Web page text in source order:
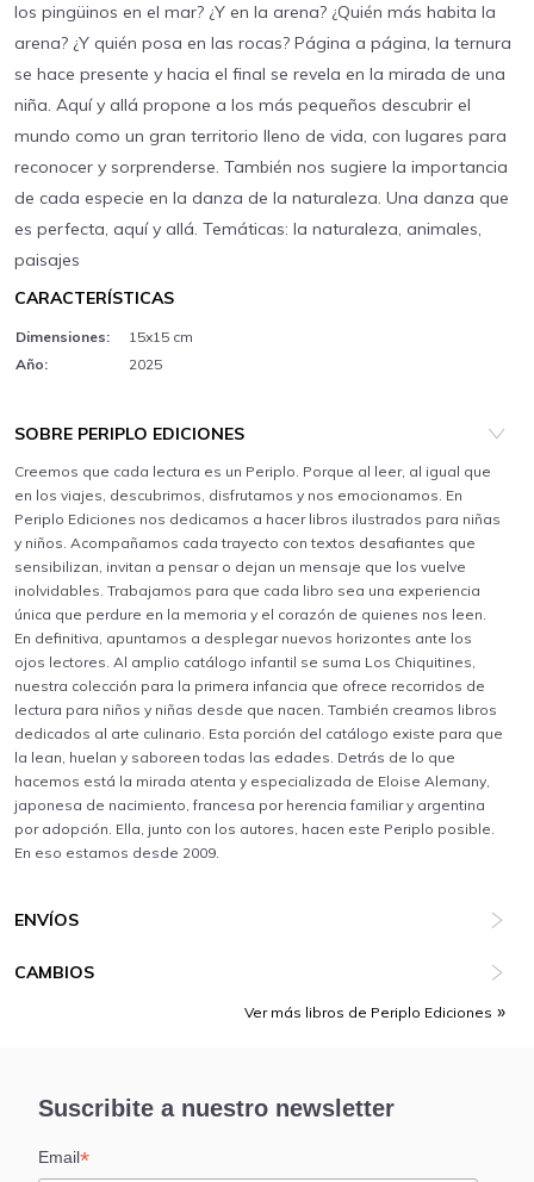
los pingüinos en el mar? ¿Y en la arena? ¿Quién más habita la
arena? ¿Y quién posa en las rocas? Página a página, la ternura
se hace presente y hacia el final se revela en la mirada de una
niña. Aquí y allá propone a los más pequeños descubrir el
mundo como un gran territorio lleno de vida, con lugares para
reconocer y sorprenderse. También nos sugiere la importancia
de cada especie en la danza de la naturaleza. Una danza que
es perfecta, aquí y allá. Temáticas: la naturaleza, animales,
paisajes
CARACTERÍSTICAS
Dimensiones:
15x15 cm
Año:
2025
SOBRE PERIPLO EDICIONES
Creemos que cada lectura es un Periplo. Porque al leer, al igual que
en los viajes, descubrimos, disfrutamos y nos emocionamos. En
Periplo Ediciones nos dedicamos a hacer libros ilustrados para niñas
y niños. Acompañamos cada trayecto con textos desafiantes que
sensibilizan, invitan a pensar o dejan un mensaje que los vuelve
inolvidables. Trabajamos para que cada libro sea una experiencia
única que perdure en la memoria y el corazón de quienes nos leen.
En definitiva, apuntamos a desplegar nuevos horizontes ante los
ojos lectores. Al amplio catálogo infantil se suma Los Chiquitines,
nuestra colección para la primera infancia que ofrece recorridos de
lectura para niños y niñas desde que nacen. También creamos libros
dedicados al arte culinario. Esta porción del catálogo existe para que
la lean, huelan y saboreen todas las edades. Detrás de lo que
hacemos está la mirada atenta y especializada de Eloise Alemany,
japonesa de nacimiento, francesa por herencia familiar y argentina
por adopción. Ella, junto con los autores, hacen este Periplo posible.
En eso estamos desde 2009.
ENVÍOS
CAMBIOS
Ver más libros de Periplo Ediciones
Suscribite a nuestro newsletter
Email*